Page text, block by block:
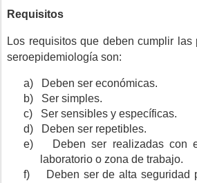
Requisitos
Los requisitos que deben cumplir las
seroepidemiología son:
a)
Deben ser económicas.
b)
Ser simples.
c)
Ser sensibles y específicas.
d)
Deben ser repetibles.
e)
Deben ser realizadas con
laboratorio o zona de trabajo.
f)
Deben ser de alta seguridad